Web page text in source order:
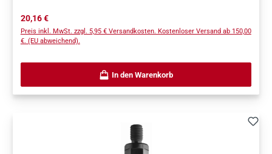
Regulärer Preis:
20,16 €
Preis inkl. MwSt. zzgl. 5,95 € Versandkosten. Kostenloser Versand ab 150,00
€. (EU abweichend).
In den Warenkorb